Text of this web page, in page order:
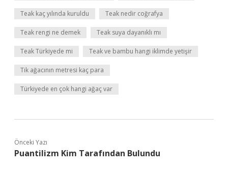
Teak kaç yılında kuruldu Teak nedir coğrafya
Teak rengi ne demek Teak suya dayanıklı mı
Teak Türkiyede mi Teak ve bambu hangi iklimde yetişir
Tik ağacının metresi kaç para
Türkiyede en çok hangi ağaç var
Önceki Yazı
Puantilizm Kim Tarafından Bulundu